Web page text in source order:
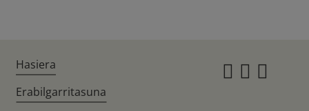
Hasiera
Erabilgarritasuna